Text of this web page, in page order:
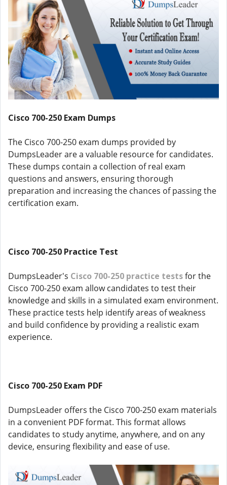
Cisco 700-250 Exam Dumps
The Cisco 700-250 exam dumps provided by
DumpsLeader are a valuable resource for candidates.
These dumps contain a collection of real exam
questions and answers, ensuring thorough
preparation and increasing the chances of passing the
certification exam.
Cisco 700-250 Practice Test
DumpsLeader's Cisco 700-250 practice testsfor the
Cisco 700-250 exam allow candidates to test their
knowledge and skills in a simulated exam environment.
These practice tests help identify areas of weakness
and build confidence by providing a realistic exam
experience.
Cisco 700-250 Exam PDF
DumpsLeader offers the Cisco 700-250 exam materials
in a convenient PDF format. This format allows
candidates to study anytime, anywhere, and on any
device, ensuring flexibility and ease of use.